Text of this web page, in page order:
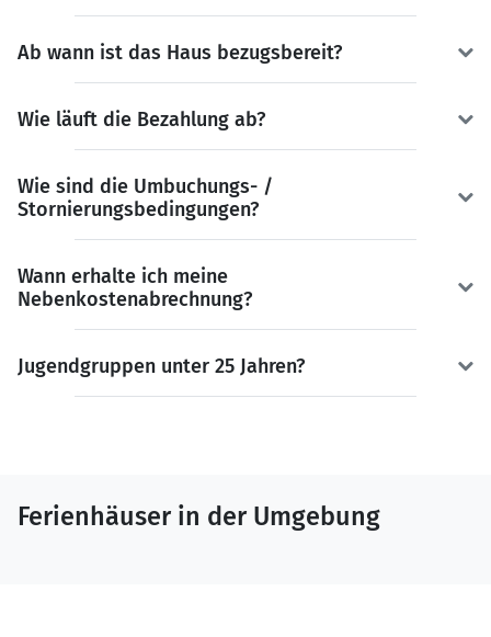
Ab wann ist das Haus bezugsbereit?
Wie läuft die Bezahlung ab?
Wie sind die Umbuchungs- /
Stornierungsbedingungen?
Wann erhalte ich meine
Nebenkostenabrechnung?
Jugendgruppen unter 25 Jahren?
Ferienhäuser in der Umgebung